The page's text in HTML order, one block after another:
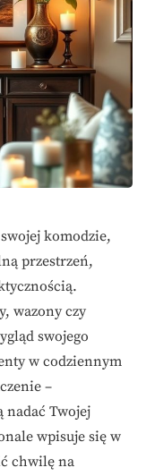
komodzie,
przestrzeń,
wazony czy
swojego
w codziennym
–
nadać Twojej
wpisuje się w
chwilę na